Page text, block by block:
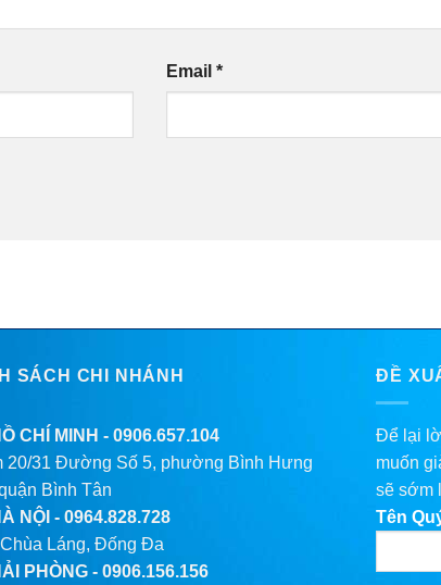
Email *
SÁCH CHI NHÁNH
CHÍ MINH - 0906.657.104
20/31 Đường Số 5, phường Bình Hưng
Bình Tân
NỘI - 0964.828.728
Láng, Đống Đa
PHÒNG - 0906.156.156
ĐỀ
Để lại
muốn
sẽ sớm
Tên